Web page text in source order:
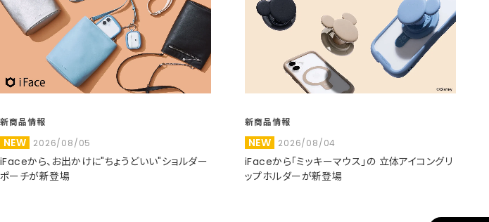
新商品情報
NEW 2026/08/05
iFaceから、お出かけに"ちょうどいい"ショルダー
ポーチが新登場
新商品情報
NEW 2026/08/04
iFaceから「ミッキーマウス」の 立体アイコングリ
ップホルダーが新登場